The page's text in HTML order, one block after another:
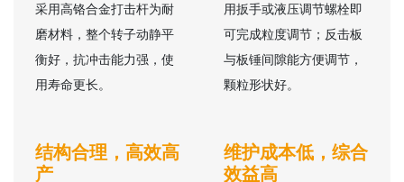
采用高铬合金打击杆为耐
磨材料，整个转子动静平
衡好，抗冲击能力强，使
用寿命更长。
用扳手或液压调节螺栓即
可完成粒度调节；反击板
与板锤间隙能方便调节，
颗粒形状好。
结构合理，高效高
产
维护成本低，综合
效益高